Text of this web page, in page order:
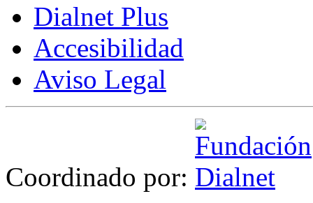
Dialnet Plus
Accesibilidad
Aviso Legal
Coordinado por: